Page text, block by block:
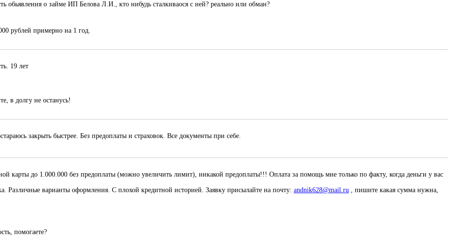
обьявления о займе ИП Белова Л.И., кто нибудь сталкиваося с ней? реально или обман?
рублей примерно на 1 год.
19 лет
в долгу не останусь!
закрыть быстрее. Без предоплаты и страховок. Все документы при себе.
карты до 1.000.000 без предоплаты (можно увеличить лимит), никакой предоплаты!!! Оплата за помощь мне только по факту, когда деньги у вас
Различные варианты оформления. С плохой кредитной историей. Заявку присылайте на почту: andnik628@mail.ru , пишите какая сумма нужна,
помогаете?